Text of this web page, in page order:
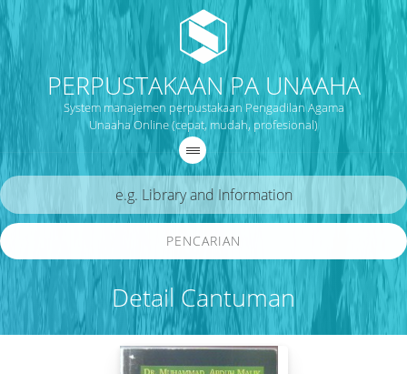
PERPUSTAKAAN PA UNAAHA
System manajemen perpustakaan Pengadilan Agama
Unaaha Online (cepat, mudah, profesional)
Detail Cantuman
PENCARIAN